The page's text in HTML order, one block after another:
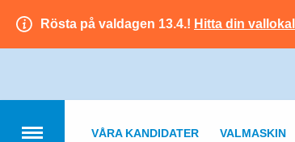
Rösta på valdagen 13.4.! Hitta din vallokal
VÅRA KANDIDATER VALMASKIN